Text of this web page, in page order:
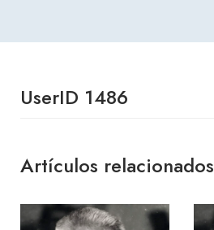
UserID 1486
Artículos relacionados